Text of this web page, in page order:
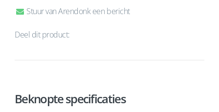
Stuur van Arendonk een bericht
Deel dit product:
Beknopte specificaties